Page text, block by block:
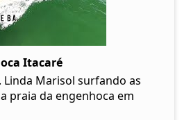
Itacaré
Marisol surfando as
praia da engenhoca em